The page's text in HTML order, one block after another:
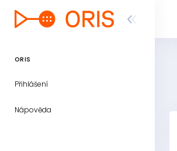
ORIS
Přihlášení
Nápověda